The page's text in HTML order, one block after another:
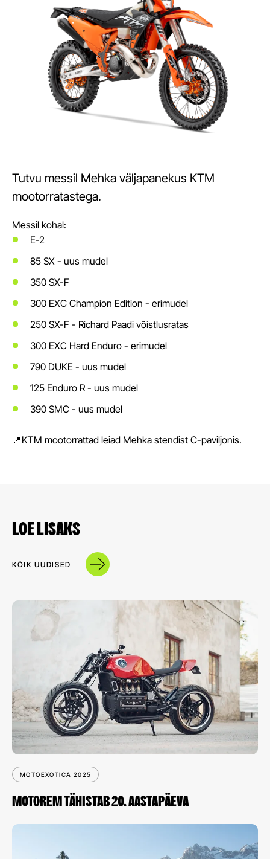
Tutvu messil Mehka väljapanekus KTM
mootorratastega.
Messil kohal:
E-2
85 SX - uus mudel
350 SX-F
300 EXC Champion Edition - erimudel
250 SX-F - Richard Paadi võistlusratas
300 EXC Hard Enduro - erimudel
790 DUKE - uus mudel
125 Enduro R - uus mudel
390 SMC - uus mudel
📍KTM mootorrattad leiad Mehka stendist C-paviljonis.
LOE LISAKS
KÕIK UUDISED
MOTOEXOTICA 2025
MOTOREM TÄHISTAB 20. AASTAPÄEVA